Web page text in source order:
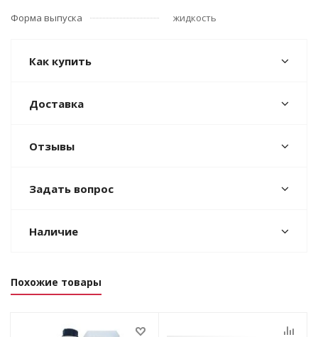
Форма выпуска жидкость
Как купить
Доставка
Отзывы
Задать вопрос
Наличие
Похожие товары